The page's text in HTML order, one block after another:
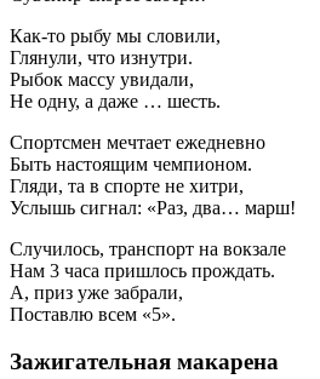
Как-то рыбу мы словили,
Глянули, что изнутри.
Рыбок массу увидали,
Не одну, а даже … шесть.
Спортсмен мечтает ежедневно
Быть настоящим чемпионом.
Гляди, та в спорте не хитри,
Услышь сигнал: «Раз, два… марш!
Случилось, транспорт на вокзале
Нам 3 часа пришлось прождать.
А, приз уже забрали,
Поставлю всем «5».
Зажигательная макарена